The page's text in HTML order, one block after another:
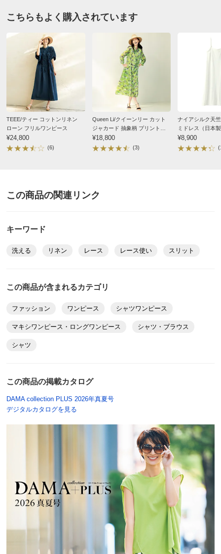
サイズ表記について（ファッション）
スタッフA
生地の厚み：普通～やや薄い 伸縮性：ややあり 透け
感：ややなし
商品の特徴
こちらもよく購入されています
TEEE/ティー コットンリネン
ローン フリルワンピース
¥24,800
(6)
Queen Li/クイーンリー カット
ジャカード 抽象柄 プリントワ
ンピース
¥18,800
(3)
ナイアシルク天
ミドレス（日本
¥8,900
この商品の関連リンク
キーワード
洗える リネン レース レース使い スリット
この商品が含まれるカテゴリ
ファッション ワンピース シャツワンピース
マキシワンピース・ロングワンピース シャツ・ブラウス
シャツ
この商品の掲載カタログ
DAMA collection PLUS 2026年真夏号
デジタルカタログを見る